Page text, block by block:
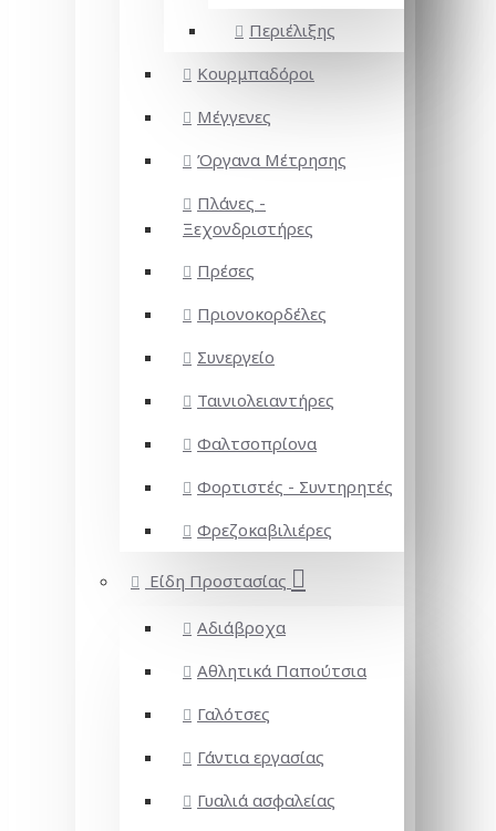
Περιέλιξης
Κουρμπαδόροι
Μέγγενες
Όργανα Μέτρησης
Πλάνες -
Ξεχονδριστήρες
Πρέσες
Πριονοκορδέλες
Συνεργείο
Ταινιολειαντήρες
Φαλτσοπρίονα
Φορτιστές - Συντηρητές
Φρεζοκαβιλιέρες
Είδη Προστασίας
Αδιάβροχα
Αθλητικά Παπούτσια
Γαλότσες
Γάντια εργασίας
Γυαλιά ασφαλείας